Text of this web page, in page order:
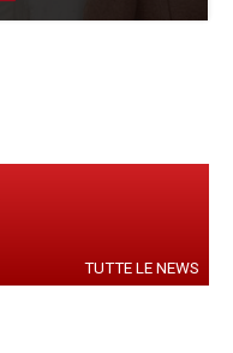
TUTTE LE NEWS